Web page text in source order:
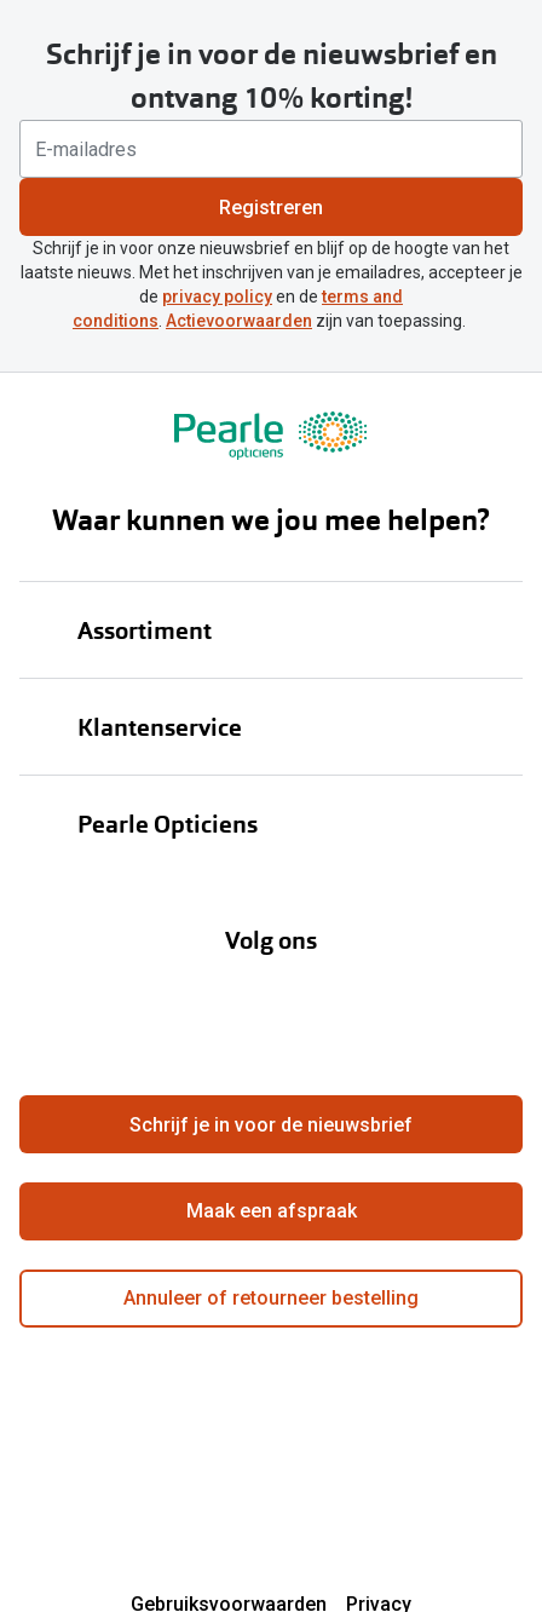
Schrijf je in voor de nieuwsbrief en
ontvang 10% korting!
Registreren
Schrijf je in voor onze nieuwsbrief en blijf op de hoogte van het
laatste nieuws. Met het inschrijven van je emailadres, accepteer je
de privacy policyen determs and
conditions. Actievoorwaarden zijn van toepassing.
Waar kunnen we jou mee helpen?
Assortiment
Klantenservice
Verzending
Hier de overeenkomst ontbinden
Zorgvergoeding
Pearle Opticiens
Ondernemen bij Pearle
Beste winkelketen
Actievoorwaarden
Volg ons
Schrijf je in voor de nieuwsbrief
Maak een afspraak
Annuleer of retourneer bestelling
Gebruiksvoorwaarden Privacy